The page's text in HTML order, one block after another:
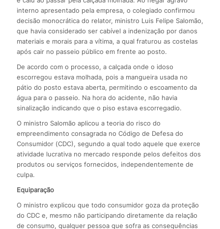
interno apresentado pela empresa, o colegiado confirmou
decisão monocrática do relator, ministro Luis Felipe Salomão,
que havia considerado ser cabível a indenização por danos
materiais e morais para a vítima, a qual fraturou as costelas
após cair no passeio público em frente ao posto.
De acordo com o processo, a calçada onde o idoso
escorregou estava molhada, pois a mangueira usada no
pátio do posto estava aberta, permitindo o escoamento da
água para o passeio. Na hora do acidente, não havia
sinalização indicando que o piso estava escorregadio.
O ministro Salomão aplicou a teoria do risco do
empreendimento consagrada no Código de Defesa do
Consumidor (CDC), segundo a qual todo aquele que exerce
atividade lucrativa no mercado responde pelos defeitos dos
produtos ou serviços fornecidos, independentemente de
culpa.
Equiparação
O ministro explicou que todo consumidor goza da proteção
do CDC e, mesmo não participando diretamente da relação
de consumo, qualquer pessoa que sofra as consequências